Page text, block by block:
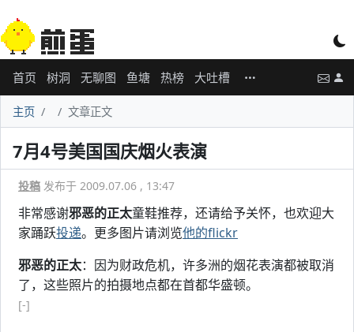
首页 树洞 无聊图 鱼塘 热榜 大吐槽
主页 文章正文
7月4号美国国庆烟火表演
投稿 发布于 2009.07.06 , 13:47
非常感谢邪恶的正太童鞋推荐，还请给予关怀，也欢迎大
家踊跃投递。更多图片请浏览他的flickr
邪恶的正太：因为财政危机，许多洲的烟花表演都被取消
了，这些照片的拍摄地点都在首都华盛顿。
[-]